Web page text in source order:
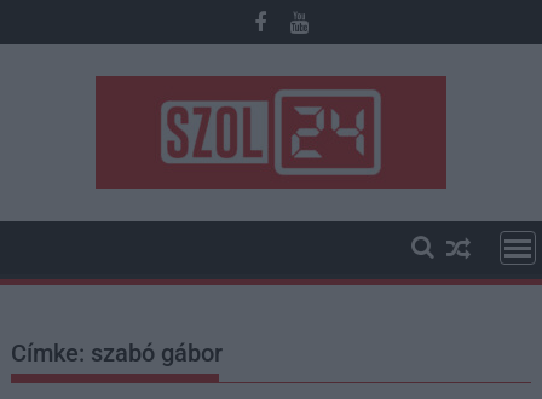
to
Címke: szabó gábor